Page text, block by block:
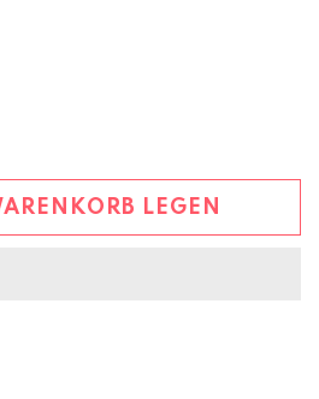
LEGEN